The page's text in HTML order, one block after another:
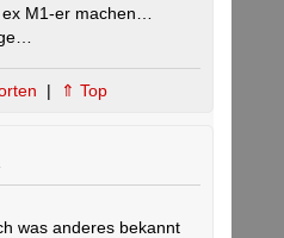
M1-er machen…
| ⇑ Top
was anderes bekannt